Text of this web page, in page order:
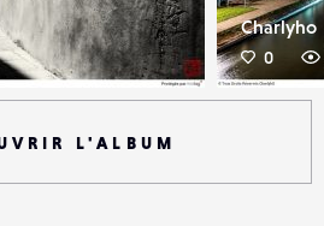
Charlyho
0
L'ALBUM